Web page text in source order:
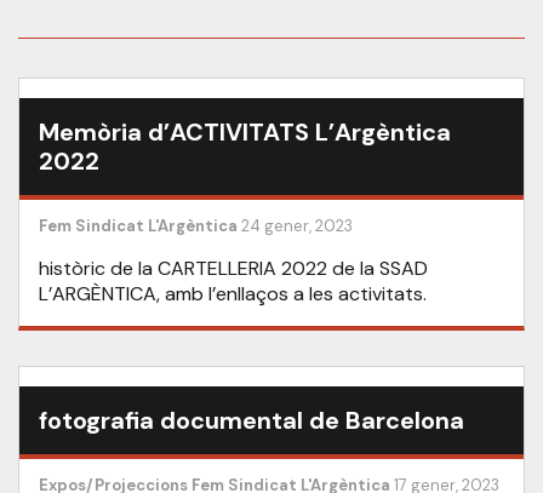
Memòria d’ACTIVITATS L’Argèntica
2022
Fem Sindicat L'Argèntica 24 gener, 2023
històric de la CARTELLERIA 2022 de la SSAD
L’ARGÈNTICA, amb l’enllaços a les activitats.
fotografia documental de Barcelona
Expos/Projeccions Fem Sindicat L'Argèntica 17 gener, 2023